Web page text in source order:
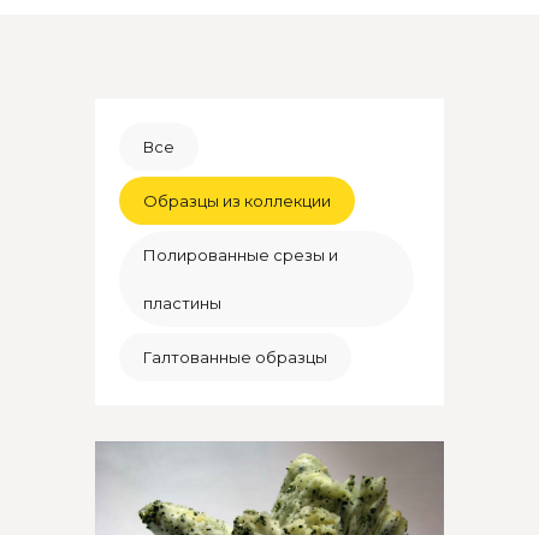
Все
Образцы из коллекции
Полированные срезы и
пластины
Галтованные образцы